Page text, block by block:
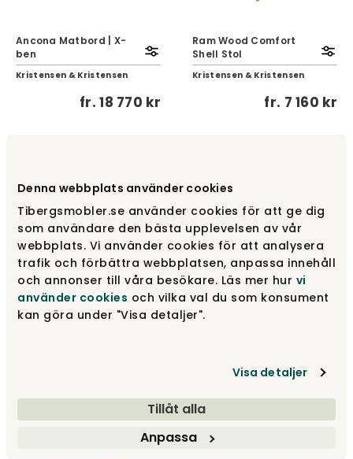
Denna webbplats använder cookies
Tibergsmobler.se använder cookies för att ge dig
som användare den bästa upplevelsen av vår
webbplats. Vi använder cookies för att analysera
trafik och förbättra webbplatsen, anpassa innehåll
och annonser till våra besökare. Läs mer hur vi
använder cookies och vilka val du som konsument
kan göra under "Visa detaljer".
Visa detaljer
Tillåt alla
Anpassa
Ancona Matbord | X-
ben
Kristensen & Kristensen
fr.18 770 kr
Ram Wood Comfort
Shell Stol
Kristensen & Kristensen
fr. 7 160 kr
Alcor Soft Ovalt
Matbord
Kristensen & Kristensen
Optic HIFI Sideboard
Kristensen & Kristensen